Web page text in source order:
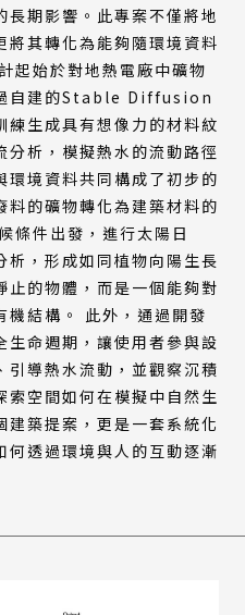
期影響。此專案不僅將地
將其轉化為能夠隨環境資料
起始於對地熱電廠中礦物
自建的Stable Diffusion
練生成具有想像力的材料紋
析，模擬熱水的流動路徑
環境資料共同構成了初步的
料的礦物轉化為建築材料的
條件出發，進行太陽日
析，形成如同植物向陽生長
止的物體，而是一個能夠對
機結構。 此外，通過開發
生命週期，讓使用者參與設
引導熱水流動，並觀察沉積
空間如何在模擬中自然生
建築提案，更是一套系統化
何透過環境與人的互動逐漸